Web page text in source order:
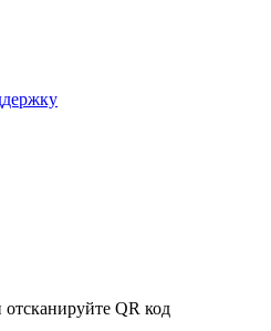
QR код